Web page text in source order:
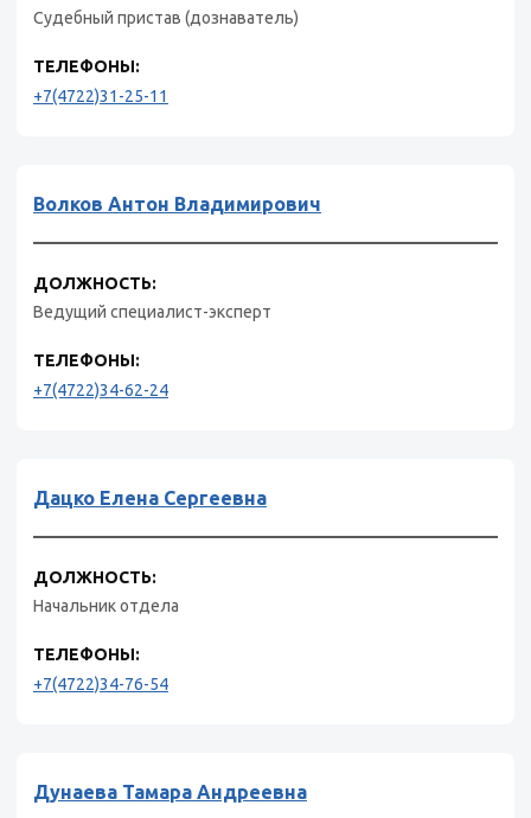
Судебный пристав (дознаватель)
ТЕЛЕФОНЫ:
+7(4722)31-25-11
Волков Антон Владимирович
ДОЛЖНОСТЬ:
Ведущий специалист-эксперт
ТЕЛЕФОНЫ:
+7(4722)34-62-24
Дацко Елена Сергеевна
ДОЛЖНОСТЬ:
Начальник отдела
ТЕЛЕФОНЫ:
+7(4722)34-76-54
Дунаева Тамара Андреевна